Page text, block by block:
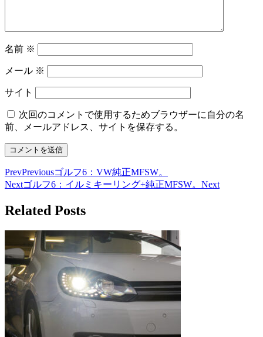
名前 ※
メール ※
サイト
次回のコメントで使用するためブラウザーに自分の名
前、メールアドレス、サイトを保存する。
PrevPreviousゴルフ6：VW純正MFSW。
Nextゴルフ6：イルミキーリング+純正MFSW。 Next
Related Posts